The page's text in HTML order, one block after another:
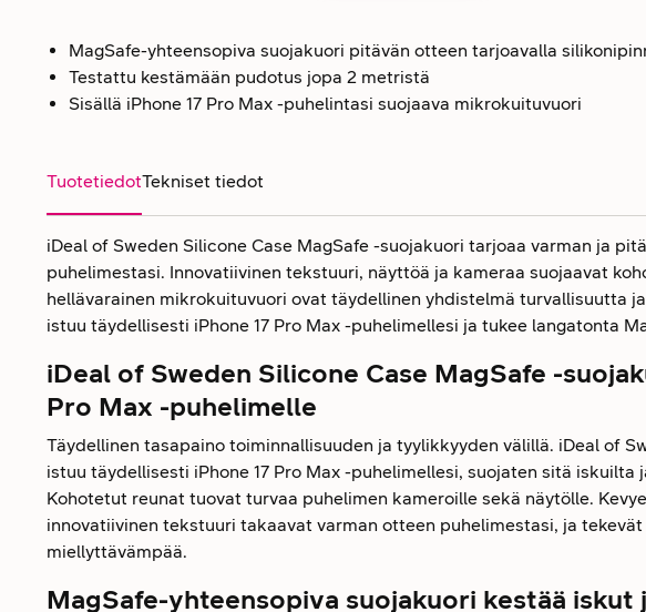
MagSafe-yhteensopiva suojakuori pitävän otteen tarjoavalla
Testattu kestämään pudotus jopa 2 metristä
Sisällä iPhone 17 Pro Max -puhelintasi suojaava mikrokuituvuori
TuotetiedotTekniset tiedot
iDeal of Sweden Silicone Case MagSafe -suojakuori tarjoaa varman ja
puhelimestasi. Innovatiivinen tekstuuri, näyttöä ja kameraa suojaavat
hellävarainen mikrokuituvuori ovat täydellinen yhdistelmä turvallisuutta
istuu täydellisesti iPhone 17 Pro Max -puhelimellesi ja tukee langatonta
iDeal of Sweden Silicone Case MagSafe -
Pro Max -puhelimelle
Täydellinen tasapaino toiminnallisuuden ja tyylikkyyden välillä. iDeal of
istuu täydellisesti iPhone 17 Pro Max -puhelimellesi, suojaten sitä iskuilta
Kohotetut reunat tuovat turvaa puhelimen kameroille sekä näytölle.
innovatiivinen tekstuuri takaavat varman otteen puhelimestasi, ja
miellyttävämpää.
MagSafe-yhteensopiva suojakuori kestää iskut